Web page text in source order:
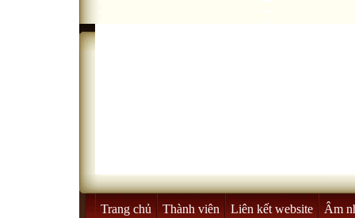
Trang chủ Thành viên Liên kết website Âm